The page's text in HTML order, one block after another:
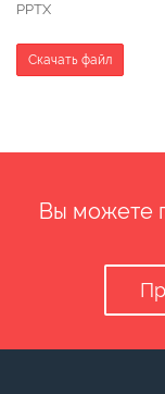
PPTX
Скачать файл
Вы можете